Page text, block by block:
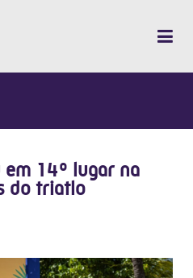
14º lugar na
do triatlo